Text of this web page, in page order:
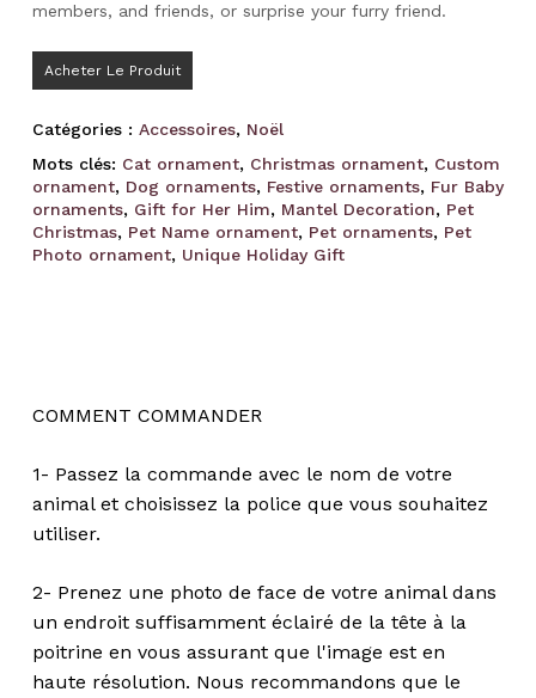
members, and friends, or surprise your furry friend.
Acheter Le Produit
Catégories : Accessoires, Noël
Mots clés: Cat ornament, Christmas ornament, Custom
ornament, Dog ornaments, Festive ornaments, Fur Baby
ornaments, Gift for Her Him, Mantel Decoration, Pet
Christmas, Pet Name ornament, Pet ornaments, Pet
Photo ornament, Unique Holiday Gift
COMMENT COMMANDER
1- Passez la commande avec le nom de votre
animal et choisissez la police que vous souhaitez
utiliser.
2- Prenez une photo de face de votre animal dans
un endroit suffisamment éclairé de la tête à la
poitrine en vous assurant que l'image est en
haute résolution. Nous recommandons que le